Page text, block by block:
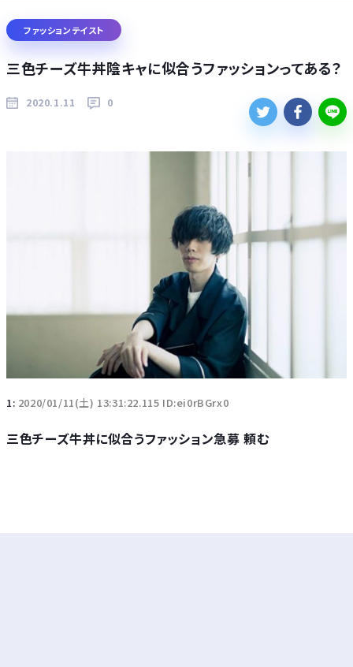
ファッションテイスト
三色チーズ牛丼陰キャに似合うファッションってある？
2020.1.11 0
1: 2020/01/11(土) 13:31:22.115 ID:ei0rBGrx0
三色チーズ牛丼に似合うファッション急募 頼む